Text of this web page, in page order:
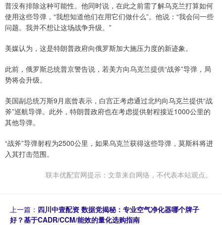
普没有排除这种可能性。他同时说，在此之前需了解乌克兰打算如何
使用这些导弹，“我想知道他们在用它们做什么”。他说：“我会问一些
问题。我并不想让这场战争升级。”
美媒认为，这是特朗普政府向俄罗斯加大施压力度的新迹象。
此前，俄罗斯总统普京警告说，若美方向乌克兰提供“战斧”导弹，局
势将会升级。
美国副总统万斯9月底曾表示，白宫正考虑通过北约向乌克兰提供“战
斧”巡航导弹。此外，特朗普政府也在考虑提供射程接近1000公里的
其他导弹。
“战斧”导弹射程为2500公里，如果乌克兰获得这些导弹，莫斯科将进
入其打击范围。
联丰优配官网提示：文章来自网络，不代表本站观点。
上一篇： 四川中壹配资 数据党揭秘：专业空气净化器哪个牌子
好？基于CADR/CCM/能效的量化选购指南